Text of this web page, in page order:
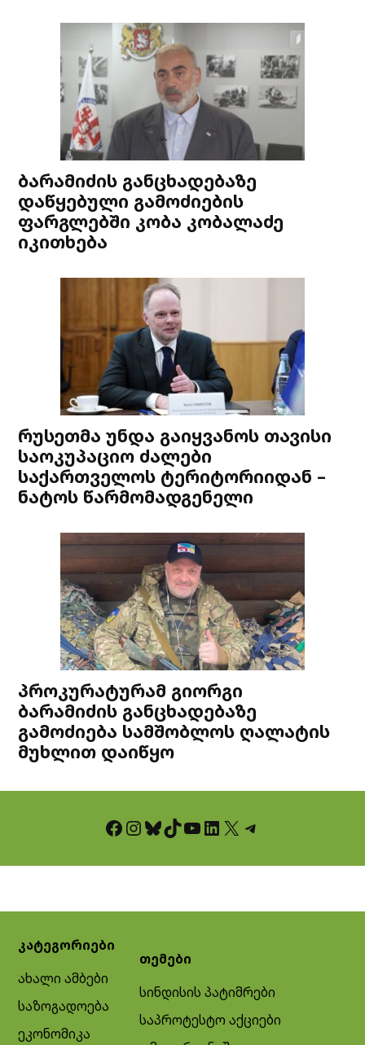
ბარამიძის განცხადებაზე
დაწყებული გამოძიების
ფარგლებში კობა კობალაძე
იკითხება
რუსეთმა უნდა გაიყვანოს თავისი
საოკუპაციო ძალები
საქართველოს ტერიტორიიდან –
ნატოს წარმომადგენელი
პროკურატურამ გიორგი
ბარამიძის განცხადებაზე
გამოძიება სამშობლოს ღალატის
მუხლით დაიწყო
Facebook InstagramBluesky TikTok YouTube LinkedIn X Telegram
კატეგორიები
ახალი ამბები
საზოგადოება
ეკონომიკა
თემები
სინდისის პატიმრები
საპროტესტო აქციები